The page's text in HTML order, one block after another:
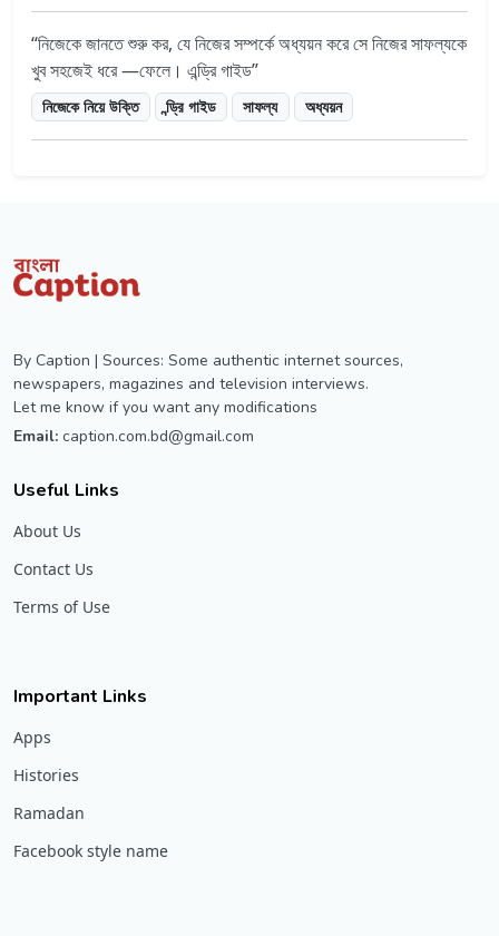
নিজেকে জানতে শুরু কর, যে নিজের সম্পর্কে অধ্যয়ন করে সে নিজের সাফল্যকে
খুব সহজেই ধরে —ফেলে। এন্ড্রি গাইড
নিজেকে নিয়ে উক্তি ন্ড্রি গাইড সাফল্য অধ্যয়ন
By Caption | Sources: Some authentic internet sources,
newspapers, magazines and television interviews.
Let me know if you want any modifications
Email: caption.com.bd@gmail.com
Useful Links
About Us
Contact Us
Terms of Use
Important Links
Apps
Histories
Ramadan
Facebook style name